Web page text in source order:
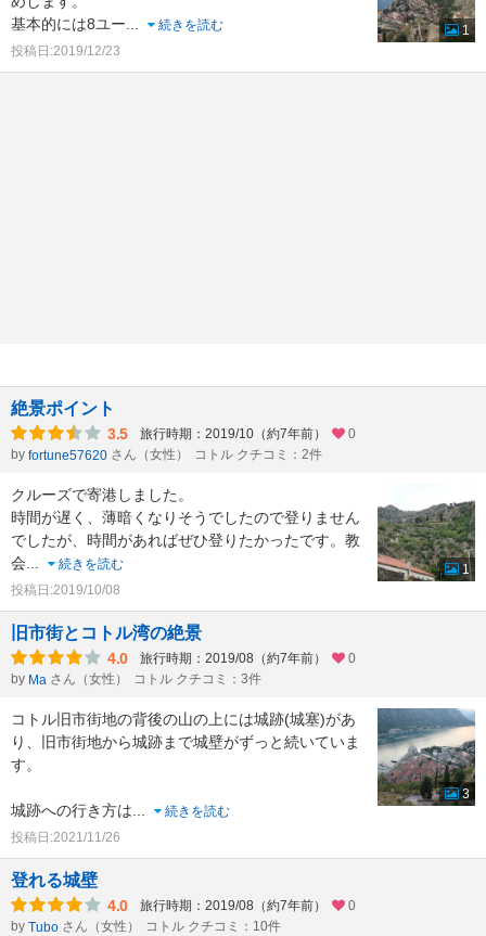
基本的には8ユー
続きを読む
投稿日:2019/12/23
1
絶景ポイント
3.5 旅行時期：2019/10（約7年前）
0
by fortune57620 さん（女性） コトル クチコミ：2件
クルーズで寄港しました。
時間が遅く、薄暗くなりそうでしたので登りません
でしたが、時間があればぜひ登りたかったです。教
会
続きを読む
投稿日:2019/10/08
1
旧市街とコトル湾の絶景
4.0 旅行時期：2019/08（約7年前）
0
by Ma さん（女性） コトル クチコミ：3件
コトル旧市街地の背後の山の上には城跡(城塞)があ
り、旧市街地から城跡まで城壁がずっと続いていま
す。
城跡への行き方は
続きを読む
投稿日:2021/11/26
3
登れる城壁
4.0 旅行時期：2019/08（約7年前）
0
by Tubo さん（女性） コトル クチコミ：10件